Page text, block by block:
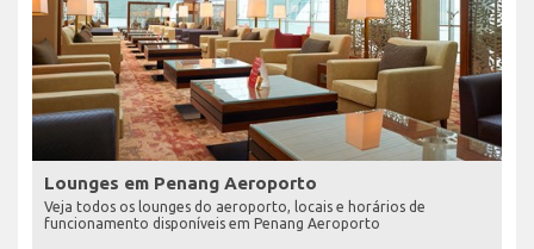
Lounges em Penang Aeroporto
Veja todos os lounges do aeroporto, locais e horários de
funcionamento disponíveis em Penang Aeroporto